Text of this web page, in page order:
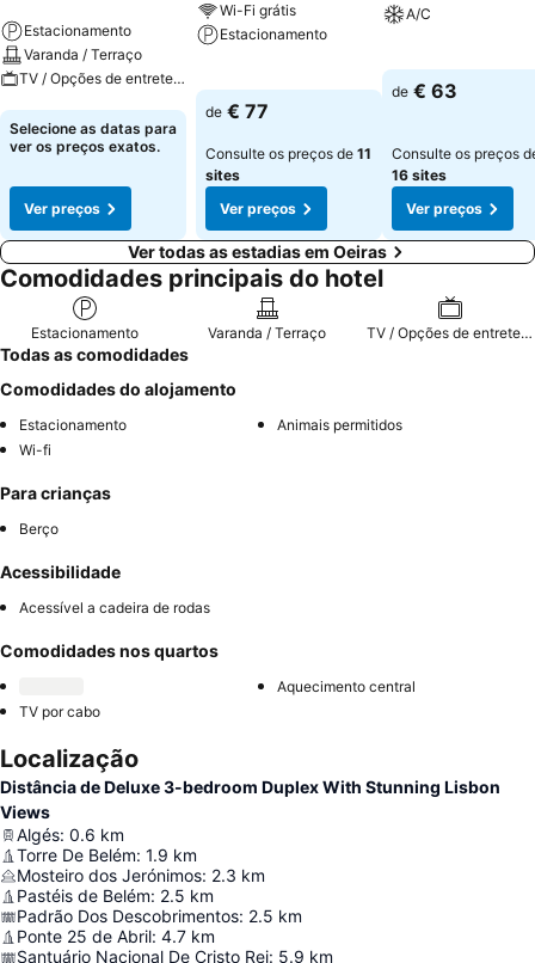
Estacionamento
Varanda / Terraço
TV / Opções de entretenimento
Ver preços
Selecione as datas para
ver os preços exatos.
Ver preços
Wi-Fi grátis
Estacionamento
de € 77
Consulte os preços de 11
sites
Ver preços
A/C
de € 63
Consulte os preços
16 sites
Ver preços
Ver todas as estadias em Oeiras
Comodidades principais do hotel
Estacionamento Varanda / Terraço TV / Opções de entretenimento
Todas as comodidades
Comodidades do alojamento
Estacionamento
Animais permitidos
Wi-fi
Para crianças
Berço
Acessibilidade
Acessível a cadeira de rodas
Comodidades nos quartos
Aquecimento central
TV por cabo
Localização
Distância de Deluxe 3-bedroom Duplex With Stunning Lisbon
Views
Algés: 0.6 km
Torre De Belém: 1.9 km
Mosteiro dos Jerónimos: 2.3 km
Pastéis de Belém: 2.5 km
Padrão Dos Descobrimentos: 2.5 km
Ponte 25 de Abril: 4.7 km
Santuário Nacional De Cristo Rei: 5.9 km